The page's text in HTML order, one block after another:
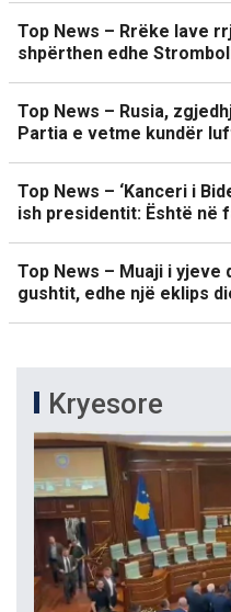
Top News – Rrëke lave
shpërthen edhe
Top News – Rusia,
Partia e vetme kundër
Top News – ‘Kanceri i
ish presidentit: Është në
Top News – Muaji i
gushtit, edhe një eklips
Kryesore